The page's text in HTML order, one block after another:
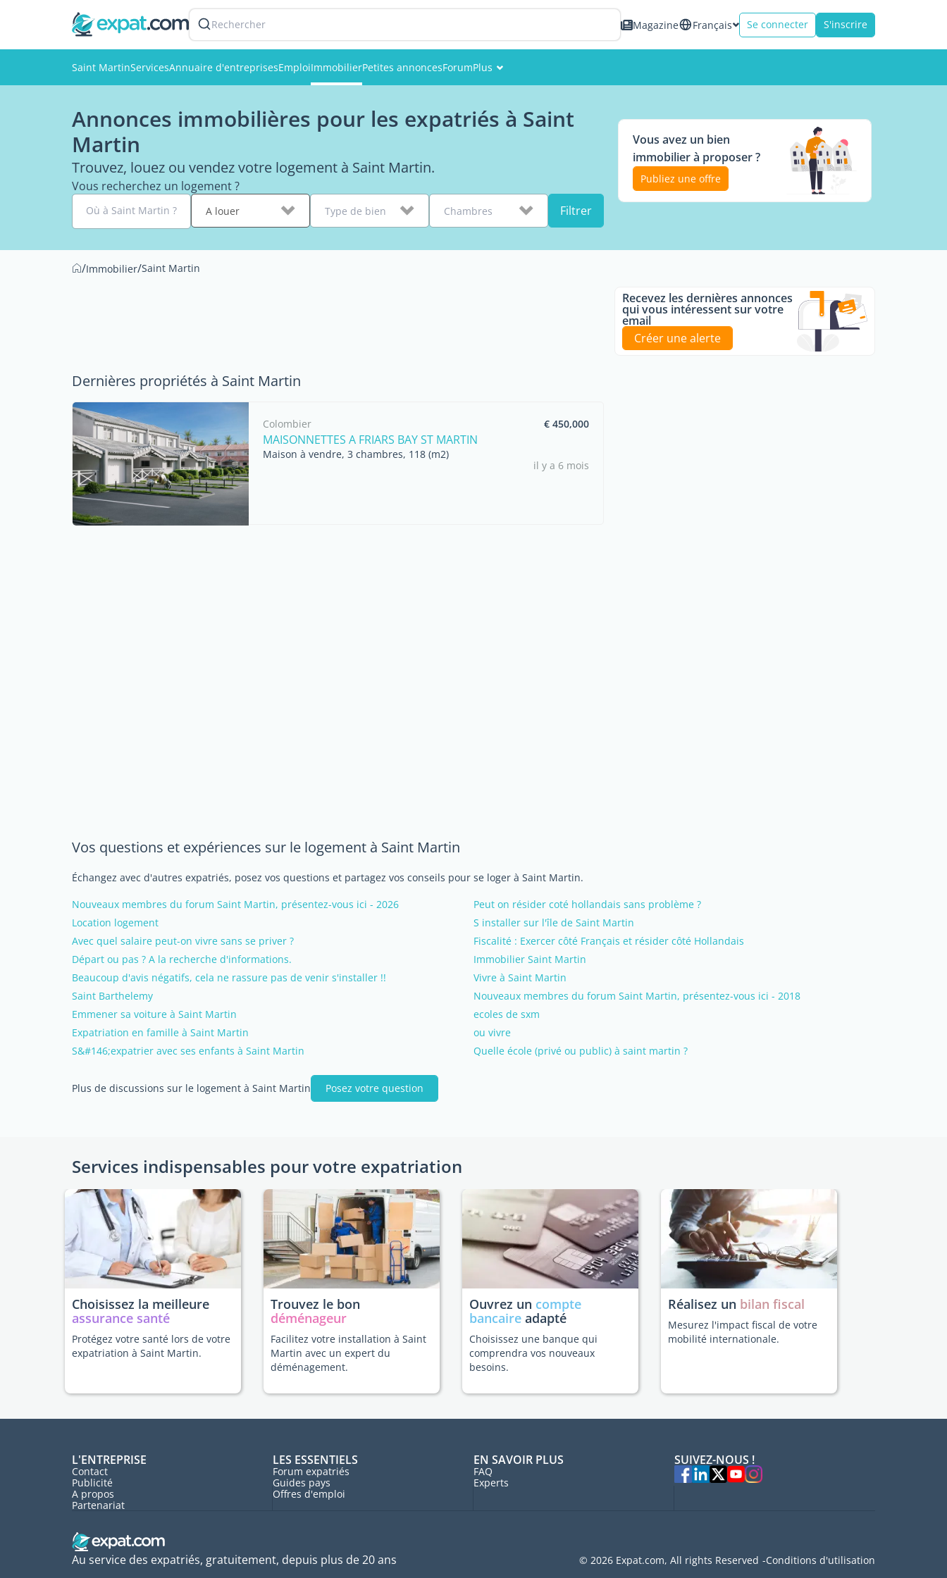
Rechercher Magazine Français Se connecter S'inscrire
Saint MartinServicesAnnuaire d'entreprisesEmploiImmobilierPetites annoncesForumPlus
Membres
Annonces immobilières pour les expatriés à Saint
Martin
Trouvez, louez ou vendez votre logement à Saint Martin.
Vous recherchez un logement ?
Où à Saint Martin ? A louer Type de bien Chambres Filtrer
Vous avez un bien
immobilier à proposer ?
Publiez une offre
/Immobilier/Saint Martin
Dernières propriétés à Saint Martin
Colombier € 450,000
MAISONNETTES A FRIARS BAY ST MARTIN
Maison à vendre, 3 chambres, 118 (m2)
il y a 6 mois
Recevez les dernières annonces
qui vous intéressent sur votre
email
Créer une alerte
Vos questions et expériences sur le logement à Saint Martin
Échangez avec d'autres expatriés, posez vos questions et partagez vos conseils pour se loger à Saint Martin.
Nouveaux membres du forum Saint Martin, présentez-vous ici - 2026
Peut on résider coté hollandais sans problème ?
Location logement
S installer sur l'île de Saint Martin
Avec quel salaire peut-on vivre sans se priver ?
Fiscalité : Exercer côté Français et résider côté Hollandais
Départ ou pas ? A la recherche d'informations.
Immobilier Saint Martin
Beaucoup d'avis négatifs, cela ne rassure pas de venir s'installer !!
Vivre à Saint Martin
Saint Barthelemy
Nouveaux membres du forum Saint Martin, présentez-vous ici - 2018
Emmener sa voiture à Saint Martin
ecoles de sxm
Expatriation en famille à Saint Martin
ou vivre
S&#146;expatrier avec ses enfants à Saint Martin
Quelle école (privé ou public) à saint martin ?
Plus de discussions sur le logement à Saint Martin Posez votre question
Services indispensables pour votre expatriation
Choisissez la meilleure
assurance santé
Protégez votre santé lors de votre
expatriation à Saint Martin.
Trouvez le bon
déménageur
Facilitez votre installation à Saint
Martin avec un expert du
déménagement.
Ouvrez un compte
bancaire adapté
Choisissez une banque qui
comprendra vos nouveaux
besoins.
Réalisez un bilan fiscal
Mesurez l'impact fiscal de votre
mobilité internationale.
L'ENTREPRISE
Contact
Publicité
A propos
Partenariat
LES ESSENTIELS
Forum expatriés
Guides pays
Offres d'emploi
EN SAVOIR PLUS
FAQ
Experts
SUIVEZ-NOUS !
Au service des expatriés, gratuitement, depuis plus de 20 ans © 2026 Expat.com, All rights Reserved Conditions d'utilisation